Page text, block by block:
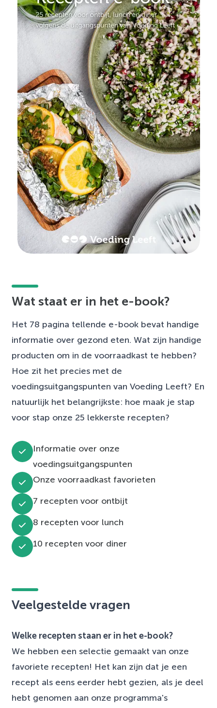
Wat staat er in het e-book?
Het 78 pagina tellende e-book bevat handige
informatie over gezond eten. Wat zijn handige
producten om in de voorraadkast te hebben?
Hoe zit het precies met de
voedingsuitgangspunten van Voeding Leeft? En
natuurlijk het belangrijkste: hoe maak je stap
voor stap onze 25 lekkerste recepten?
Informatie over onze
voedingsuitgangspunten
Onze voorraadkast favorieten
7 recepten voor ontbijt
8 recepten voor lunch
10 recepten voor diner
Veelgestelde vragen
Welke recepten staan er in het e-book?
We hebben een selectie gemaakt van onze
favoriete recepten! Het kan zijn dat je een
recept als eens eerder hebt gezien, als je deel
hebt genomen aan onze programma's